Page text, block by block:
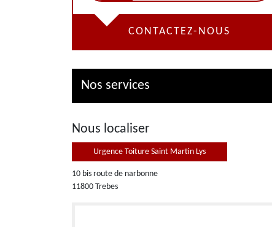
CONTACTEZ-NOUS
Nos services
Nous localiser
Urgence Toiture Saint Martin Lys
10 bis route de narbonne
11800 Trebes